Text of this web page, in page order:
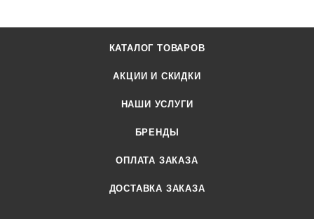
КАТАЛОГ ТОВАРОВ
АКЦИИ И СКИДКИ
НАШИ УСЛУГИ
БРЕНДЫ
ОПЛАТА ЗАКАЗА
ДОСТАВКА ЗАКАЗА